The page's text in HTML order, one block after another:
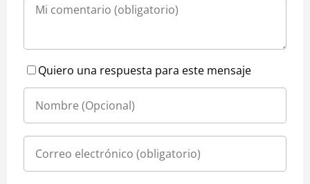
Quiero una respuesta para este mensaje